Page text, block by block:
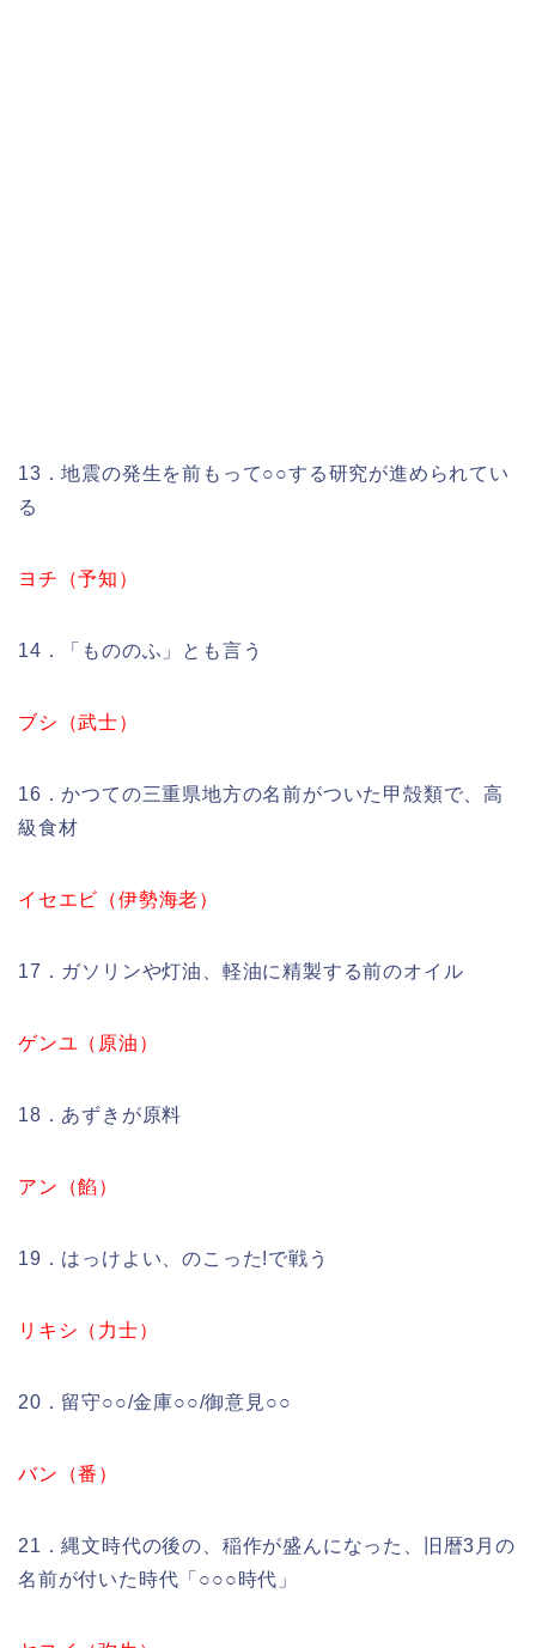
13．地震の発生を前もって○○する研究が進められてい
る
ヨチ（予知）
14．「もののふ」とも言う
ブシ（武士）
16．かつての三重県地方の名前がついた甲殻類で、高
級食材
イセエビ（伊勢海老）
17．ガソリンや灯油、軽油に精製する前のオイル
ゲンユ（原油）
18．あずきが原料
アン（餡）
19．はっけよい、のこった!で戦う
リキシ（力士）
20．留守○○/金庫○○/御意見○○
バン（番）
21．縄文時代の後の、稲作が盛んになった、旧暦3月の
名前が付いた時代「○○○時代」